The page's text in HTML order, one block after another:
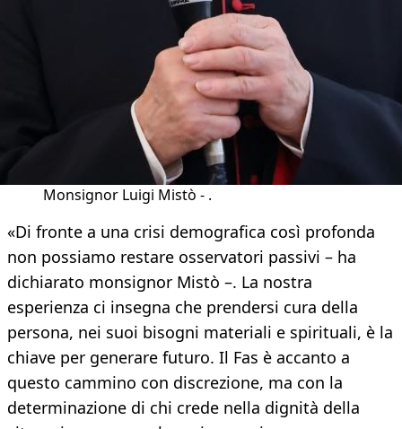
Monsignor Luigi Mistò - .
«Di fronte a una crisi demografica così profonda
non possiamo restare osservatori passivi – ha
dichiarato monsignor Mistò –. La nostra
esperienza ci insegna che prendersi cura della
persona, nei suoi bisogni materiali e spirituali, è la
chiave per generare futuro. Il Fas è accanto a
questo cammino con discrezione, ma con la
determinazione di chi crede nella dignità della